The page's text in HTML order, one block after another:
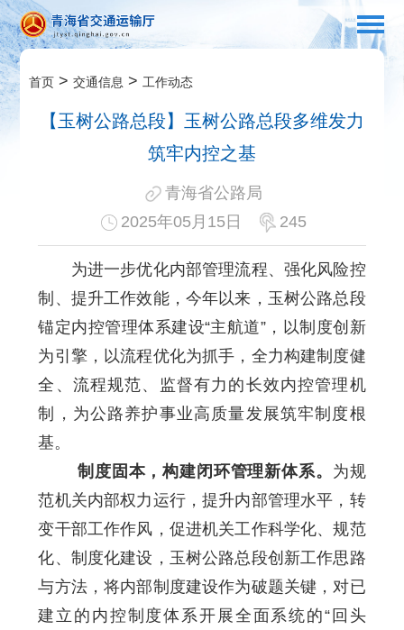
首页 >交通信息 > 工作动态
【玉树公路总段】玉树公路总段多维发力
筑牢内控之基
青海省公路局
2025年05月15日
245
为进一步优化内部管理流程、强化风险控
制、提升工作效能，今年以来，玉树公路总段
锚定内控管理体系建设“主航道”，以制度创新
为引擎，以流程优化为抓手，全力构建制度健
全、流程规范、监督有力的长效内控管理机
制，为公路养护事业高质量发展筑牢制度根
基。
制度固本，构建闭环管理新体系。 为规
范机关内部权力运行，提升内部管理水平，转
变干部工作作风，促进机关工作科学化、规范
化、制度化建设，玉树公路总段创新工作思路
与方法，将内部制度建设作为破题关键，对已
建立的内控制度体系开展全面系统的“回头